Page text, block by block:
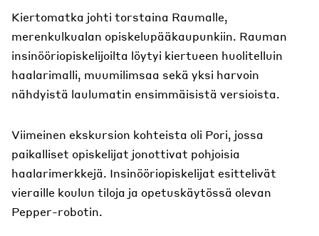
Kiertomatka johti torstaina Raumalle,
merenkulkualan opiskelupääkaupunkiin. Rauman
insinööriopiskelijoilta löytyi kiertueen huolitelluin
haalarimalli, muumilimsaa sekä yksi harvoin
nähdyistä laulumatin ensimmäisistä versioista.
Viimeinen ekskursion kohteista oli Pori, jossa
paikalliset opiskelijat jonottivat pohjoisia
haalarimerkkejä. Insinööriopiskelijat esittelivät
vieraille koulun tiloja ja opetuskäytössä olevan
Pepper-robotin.